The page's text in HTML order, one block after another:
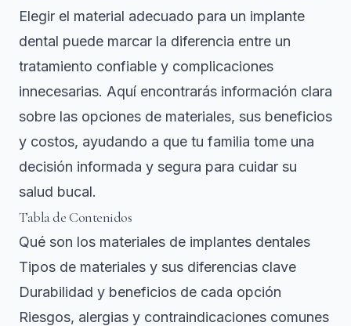
Elegir el material adecuado para un implante
dental puede marcar la diferencia entre un
tratamiento confiable y complicaciones
innecesarias. Aquí encontrarás información clara
sobre las opciones de materiales, sus beneficios
y costos, ayudando a que tu familia tome una
decisión informada y segura para cuidar su
salud bucal.
Tabla de Contenidos
Qué son los materiales de implantes dentales
Tipos de materiales y sus diferencias clave
Durabilidad y beneficios de cada opción
Riesgos, alergias y contraindicaciones comunes